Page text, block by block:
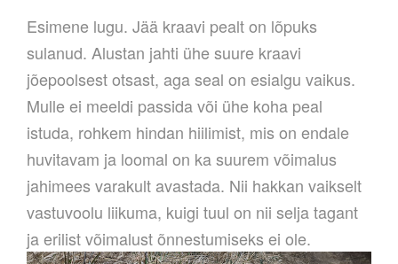
Esimene lugu. Jää kraavi pealt on lõpuks
sulanud. Alustan jahti ühe suure kraavi
jõepoolsest otsast, aga seal on esialgu vaikus.
Mulle ei meeldi passida või ühe koha peal
istuda, rohkem hindan hiilimist, mis on endale
huvitavam ja loomal on ka suurem võimalus
jahimees varakult avastada. Nii hakkan vaikselt
vastuvoolu liikuma, kuigi tuul on nii selja tagant
ja erilist võimalust õnnestumiseks ei ole.